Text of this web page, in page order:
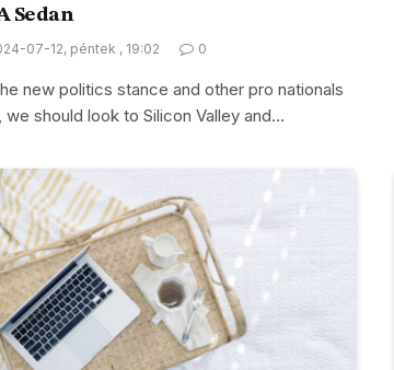
Sedan
07-12, péntek , 19:02 0
new politics stance and other pro nationals
should look to Silicon Valley and…